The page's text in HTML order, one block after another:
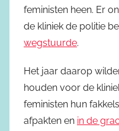
feministen heen. Er
de kliniek de politie
wegstuurde.
Het jaar daarop
houden voor de
feministen hun
afpakten en in de